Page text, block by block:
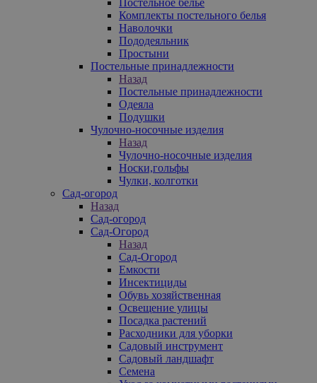
Комплекты постельного белья
Наволочки
Пододеяльник
Простыни
Постельные принадлежности
Назад
Постельные принадлежности
Одеяла
Подушки
Чулочно-носочные изделия
Назад
Чулочно-носочные изделия
Носки,гольфы
Чулки, колготки
Сад-огород
Назад
Сад-огород
Сад-Огород
Назад
Сад-Огород
Емкости
Инсектициды
Обувь хозяйственная
Освещение улицы
Посадка растений
Расходники для уборки
Садовый инструмент
Садовый ландшафт
Семена